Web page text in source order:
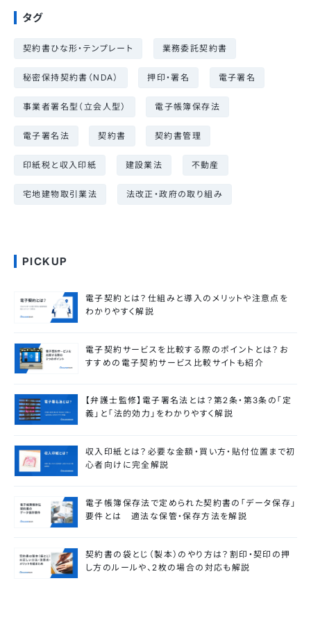
タグ
契約書ひな形・テンプレート 業務委託契約書
秘密保持契約書（NDA） 押印・署名 電子署名
事業者署名型（立会人型） 電子帳簿保存法
電子署名法 契約書 契約書管理
印紙税と収入印紙 建設業法 不動産
宅地建物取引業法 法改正・政府の取り組み
PICKUP
電子契約とは？仕組みと導入のメリットや注意点を
わかりやすく解説
電子契約サービスを比較する際のポイントとは？お
すすめの電子契約サービス比較サイトも紹介
【弁護士監修】電子署名法とは？第2条・第3条の「定
義」と「法的効力」をわかりやすく解説
収入印紙とは？必要な金額・買い方・貼付位置まで初
心者向けに完全解説
電子帳簿保存法で定められた契約書の「データ保存」
要件とは 適法な保管・保存方法を解説
契約書の袋とじ（製本）のやり方は？割印・契印の押
し方のルールや、2枚の場合の対応も解説